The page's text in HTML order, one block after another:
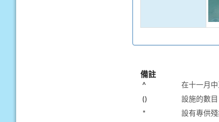
備註
^
在十一月
()
設施的數目
*
設有專供